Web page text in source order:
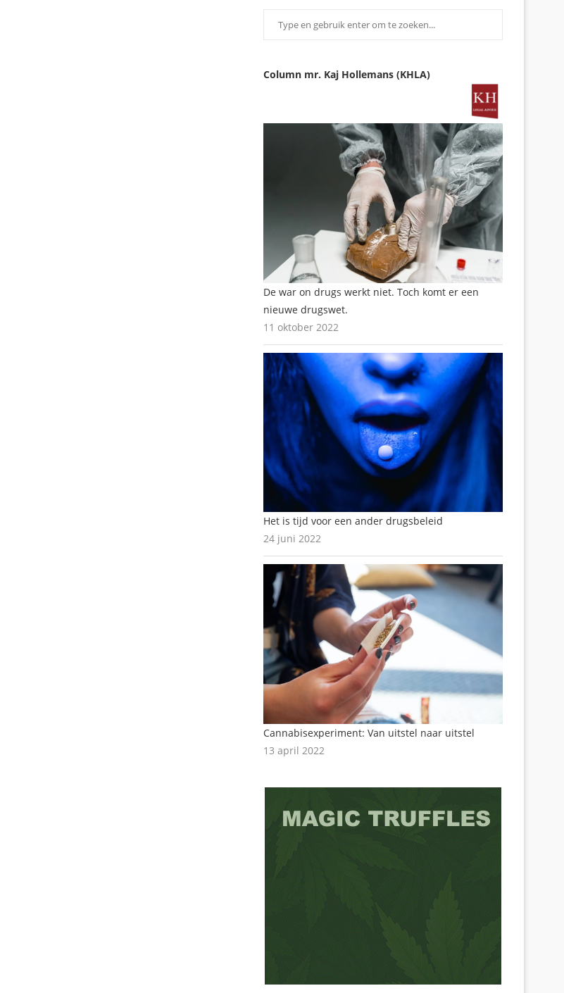
Column mr. Kaj Hollemans (KHLA)
De war on drugs werkt niet. Toch komt er een
nieuwe drugswet.
11 oktober 2022
Het is tijd voor een ander drugsbeleid
24 juni 2022
Cannabisexperiment: Van uitstel naar uitstel
13 april 2022